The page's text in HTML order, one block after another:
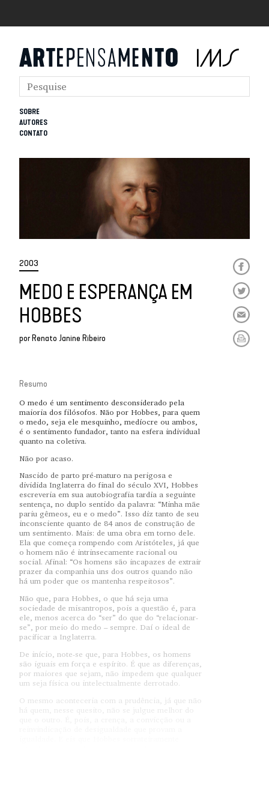
SOBRE
AUTORES
CONTATO
2003
MEDO E ESPERANÇA EM
HOBBES
porRenato Janine Ribeiro
Resumo
O medo é um sentimento desconsiderado pela
maioria dos filósofos. Não por Hobbes, para quem
o medo, seja ele mesquinho, medíocre ou ambos,
é o sentimento fundador, tanto na esfera individual
quanto na coletiva.
Não por acaso.
Nascido de parto pré-maturo na perigosa e
dividida Inglaterra do final do século XVI, Hobbes
escreveria em sua autobiografia tardia a seguinte
sentença, no duplo sentido da palavra: “Minha mãe
pariu gêmeos, eu e o medo”. Isso diz tanto de seu
inconsciente quanto de 84 anos de construção de
um sentimento. Mais: de uma obra em torno dele.
Ela que começa rompendo com Aristóteles, já que
o homem não é intrinsecamente racional ou
social. Afinal: “Os homens são incapazes de extrair
prazer da companhia uns dos outros quando não
há um poder que os mantenha respeitosos”.
Não que, para Hobbes, o que há seja uma
sociedade de misantropos, pois a questão é, para
ele, menos acerca do “ser” do que do “relacionar-
se”, por meio do medo – sempre. Daí o ideal de
pacificar a Inglaterra.
De início, note-se que, para Hobbes, os homens
são iguais em força e espírito. É que as diferenças,
por maiores que sejam, não impedem que qualquer
um seja física ou intelectualmente derrotado.
O mesmo aconteceria com a prudência, já que não
há quem, nesse quesito, não se julgue melhor do